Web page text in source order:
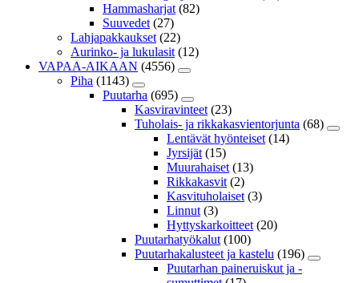
Hammasharjat (82)
Suuvedet (27)
Lahjapakkaukset (22)
Aurinko- ja lukulasit (12)
VAPAA-AIKAAN (4556)
Piha (1143)
Puutarha (695)
Kasviravinteet (23)
Tuholais- ja rikkakasvientorjunta (68)
Lentävät hyönteiset (14)
Jyrsijät (15)
Muurahaiset (13)
Rikkakasvit (2)
Kasvituholaiset (3)
Linnut (3)
Hyttyskarkoitteet (20)
Puutarhatyökalut (100)
Puutarhakalusteet ja kastelu (196)
Puutarhan paineruiskut ja -